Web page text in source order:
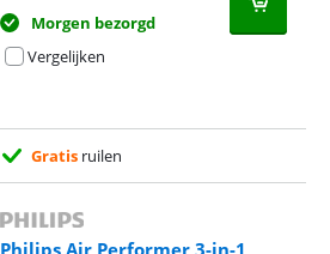
Morgen bezorgd
Vergelijken
Gratis ruilen
Philips Air Performer 3-in-1